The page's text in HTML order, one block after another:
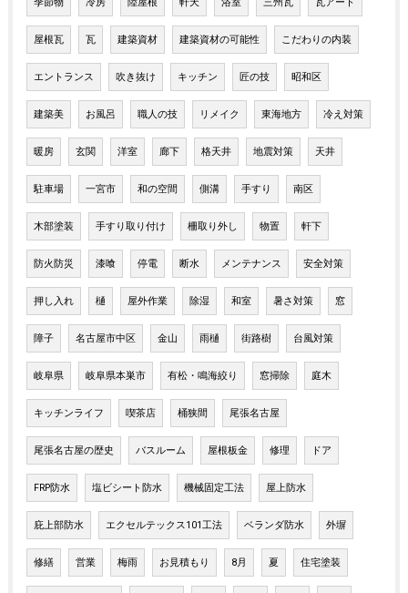
屋根瓦 瓦 建築資材 建築資材の可能性 こだわりの内装
エントランス 吹き抜け キッチン 匠の技 昭和区
建築美 お風呂 職人の技 リメイク 東海地方 冷え対策
暖房 玄関 洋室 廊下 格天井 地震対策 天井
駐車場 一宮市 和の空間 側溝 手すり 南区
木部塗装 手すり取り付け 柵取り外し 物置 軒下
防火防災 漆喰 停電 断水 メンテナンス 安全対策
押し入れ 樋 屋外作業 除湿 和室 暑さ対策 窓
障子 名古屋市中区 金山 雨樋 街路樹 台風対策
岐阜県 岐阜県本巣市 有松・鳴海絞り 窓掃除 庭木
キッチンライフ 喫茶店 桶狭間 尾張名古屋
尾張名古屋の歴史 バスルーム 屋根板金 修理 ドア
FRP防水 塩ビシート防水 機械固定工法 屋上防水
庇上部防水 エクセルテックス101工法 ベランダ防水 外塀
修繕 営業 梅雨 お見積もり 8月 夏 住宅塗装